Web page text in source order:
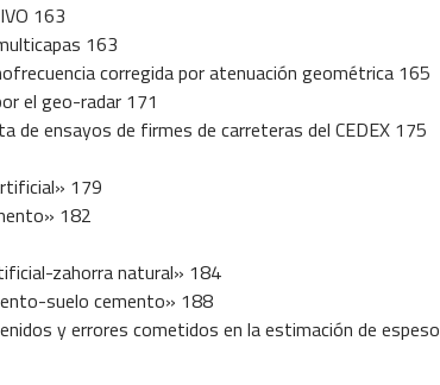
163
163
corregida por atenuación geométrica 165
el geo-radar 171
de ensayos de firmes de carreteras del CEDEX 175
179
182
zahorra natural» 184
suelo cemento» 188
y errores cometidos en la estimación de